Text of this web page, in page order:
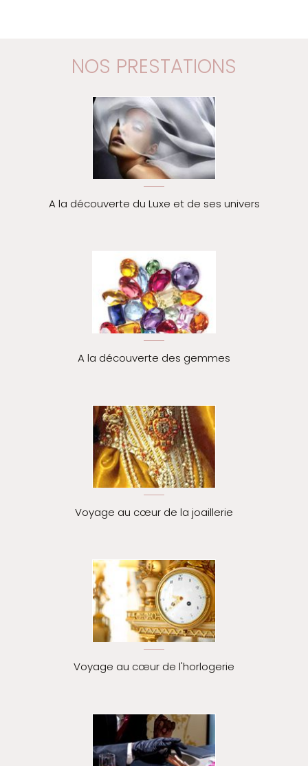
NOS PRESTATIONS
A la découverte du Luxe et de ses univers
A la découverte des gemmes
Voyage au cœur de la joaillerie
Voyage au cœur de l'horlogerie